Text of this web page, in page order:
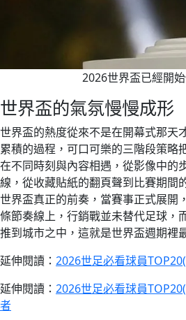
2026世界盃已經開
世界盃的氣氛慢慢成形
世界盃的熱度從來不是在開幕式那天
累積的過程，可口可樂的三階段策略
在不同時刻與內容相遇，從影像中的
線，從收藏貼紙的翻頁聲到比賽期間
世界盃真正的前奏，當賽事正式展開
條節奏線上，行銷戰並未替代足球，
推到城市之中，這就是世界盃週期裡
延伸閱讀： 2026世足必看球員
延伸閱讀： 2026世足必看球員
者